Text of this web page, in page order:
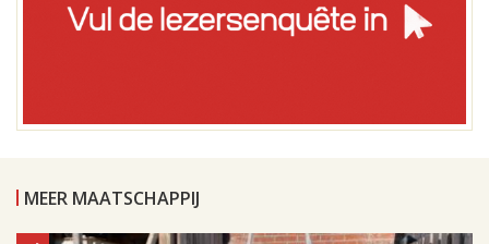
MEER MAATSCHAPPIJ